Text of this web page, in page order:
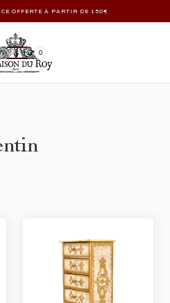
OFFERTE À PARTIR DE 150€
0